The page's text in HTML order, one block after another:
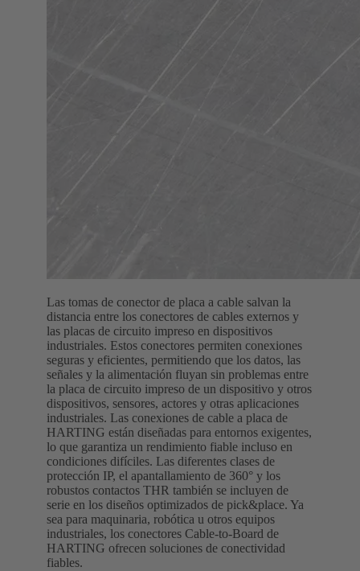
Las tomas de conector de placa a cable salvan la
distancia entre los conectores de cables externos y
las placas de circuito impreso en dispositivos
industriales. Estos conectores permiten conexiones
seguras y eficientes, permitiendo que los datos, las
señales y la alimentación fluyan sin problemas entre
la placa de circuito impreso de un dispositivo y otros
dispositivos, sensores, actores y otras aplicaciones
industriales. Las conexiones de cable a placa de
HARTING están diseñadas para entornos exigentes,
lo que garantiza un rendimiento fiable incluso en
condiciones difíciles. Las diferentes clases de
protección IP, el apantallamiento de 360° y los
robustos contactos THR también se incluyen de
serie en los diseños optimizados de pick&place. Ya
sea para maquinaria, robótica u otros equipos
industriales, los conectores Cable-to-Board de
HARTING ofrecen soluciones de conectividad
fiables.